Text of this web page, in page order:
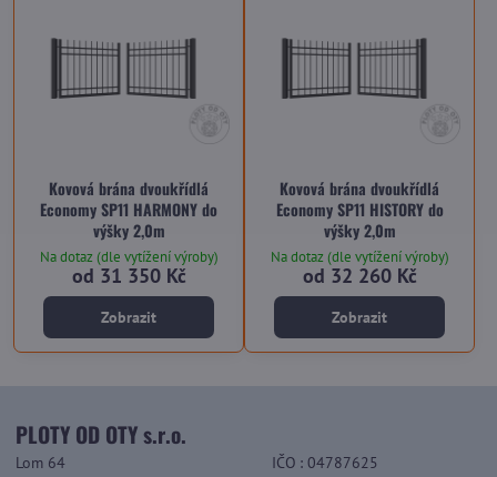
Kovová brána dvoukřídlá
Economy SP11 HARMONY do
výšky 2,0m
Na dotaz (dle vytížení výroby)
od 31 350 Kč
Zobrazit
Kovová brána dvoukřídlá
Economy SP11 HISTORY do
výšky 2,0m
Na dotaz (dle vytížení výroby)
od 32 260 Kč
Zobrazit
PLOTY OD OTY s.r.o.
Lom 64 IČO : 04787625